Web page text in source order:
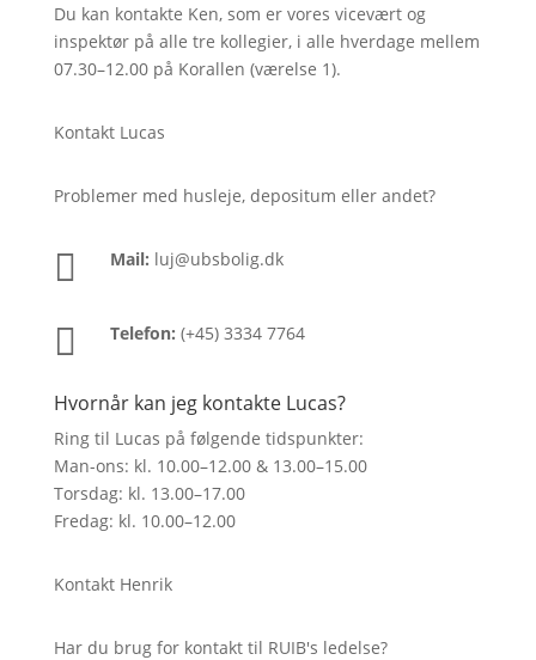
Du kan kontakte Ken, som er vores vicevært og
inspektør på alle tre kollegier, i alle hverdage mellem
07.30–12.00 på Korallen (værelse 1).
Kontakt Lucas
Problemer med husleje, depositum eller andet?
 Mail: luj@ubsbolig.dk
 Telefon: (+45) 3334 7764
Hvornår kan jeg kontakte Lucas?
Ring til Lucas på følgende tidspunkter:
Man-ons: kl. 10.00–12.00 & 13.00–15.00
Torsdag: kl. 13.00–17.00
Fredag: kl. 10.00–12.00
Kontakt Henrik
Har du brug for kontakt til RUIB's ledelse?